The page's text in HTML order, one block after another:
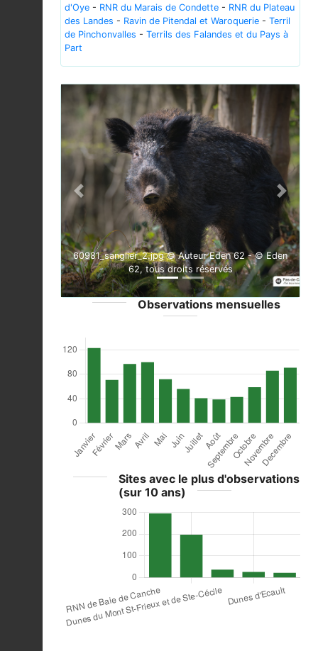
d'Oye - RNR du Marais de Condette - RNR du Plateau
des Landes - Ravin de Pitendal et Waroquerie - Terril
de Pinchonvalles - Terrils des Falandes et du Pays à
Part
60981_sanglier_2.jpg © Auteur Eden 62 - © Eden
62, tous droits réservés
Previous Next
Observations mensuelles
Sites avec le plus d'observations
(sur 10 ans)